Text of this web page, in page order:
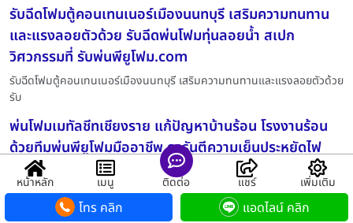
รับฉีดโฟมตู้คอนเทนเนอร์เมืองนนทบุรี เสริมความทนทาน
และแรงลอยตัวด้วย รับฉีดพ่นโฟมทุ่นลอยน้ำ สเปก
วิศวกรรมที่ รับพ่นพียูโฟม.com
รับฉีดโฟมตู้คอนเทนเนอร์เมืองนนทบุรี เสริมความทนทานและแรงลอยตัวด้วย
รับ
พ่นโฟมเมทัลชีทเชียงราย แก้ปัญหาบ้านร้อน โรงงานร้อน
ด้วยทีมพ่นพียูโฟมมืออาชีพ การันตีความเย็นประหยัดไฟ
ตั้งแต่วันแรกที่ทำ ดูรายละเอียดที่ รับพ่นพียูโฟม.com
พ่นโฟมเมทัลชีทเชียงราย แก้ปัญหาบ้านร้อน โรงงานร้อน ด้วยทีมพ่นพียูโฟม
หน้าหลัก เมนู ติดต่อ แชร์ เพิ่มเติม
โทร คลิก แอดไลน์ คลิก